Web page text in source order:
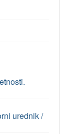
urednik /